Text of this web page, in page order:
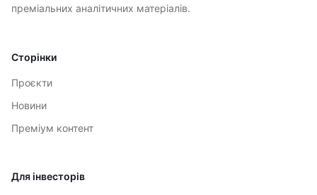
преміальних аналітичних матеріалів.
Сторінки
Проєкти
Новини
Преміум контент
Для інвесторів